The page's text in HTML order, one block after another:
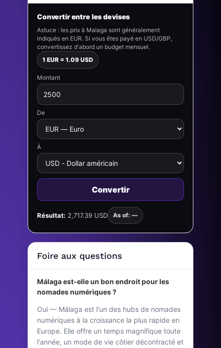
Convertir entre les devises
Astuce : les prix à Malaga sont généralement
indiqués en EUR. Si vous êtes payé en USD/GBP,
convertissez d'abord un budget mensuel.
1 EUR = 1.09 USD
Montant
De
À
Convertir
Résultat: 2,717.39 USD As of: —
Foire aux questions
Málaga est-elle un bon endroit pour les
nomades numériques ?
Oui — Málaga est l'un des hubs de nomades
numériques à la croissance la plus rapide en
Europe. Elle offre un temps magnifique toute
l'année, un mode de vie côtier décontracté et